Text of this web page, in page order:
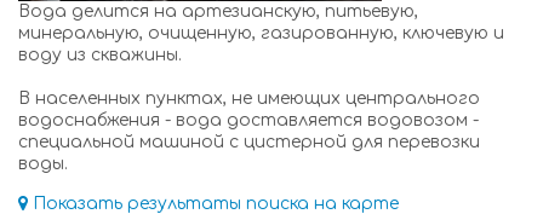
Вода делится на артезианскую, питьевую,
минеральную, очищенную, газированную, ключевую и
воду из скважины.
В населенных пунктах, не имеющих центрального
водоснабжения - вода доставляется водовозом -
специальной машиной с цистерной для перевозки
воды.
Показать результаты поиска на карте